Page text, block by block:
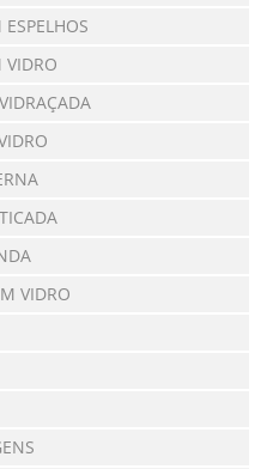
VIDRO
VIDRO